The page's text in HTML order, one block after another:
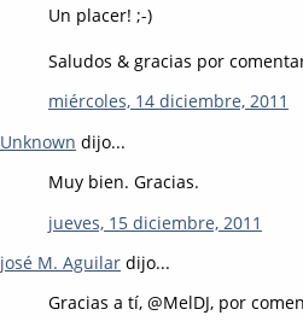
Un placer! ;-)
Saludos & gracias por
miércoles, 14 diciembre, 2011
Unknown dijo...
Muy bien. Gracias.
jueves, 15 diciembre, 2011
josé M. Aguilar dijo...
Gracias a tí, @MelDJ, por